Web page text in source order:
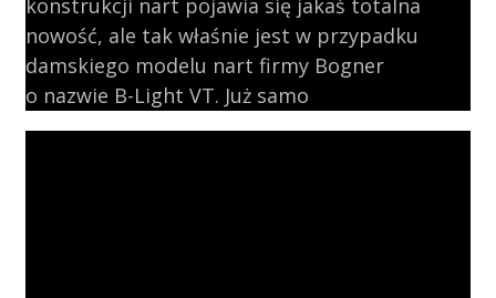
nowość, ale tak właśnie jest w przypadku
damskiego modelu nart firmy Bogner
o nazwie B-Light VT. Już samo